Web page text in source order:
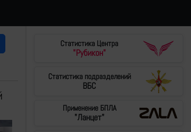
Статистика Центра
"Рубикон"
Статистика подразделений
ВБС
Применение БПЛА
"Ланцет"